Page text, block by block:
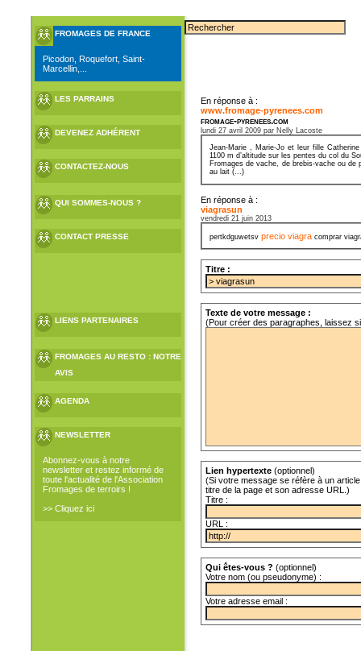
FROMAGES DE FRANCE
Picodon, Roquefort, Saint-
Marcellin,...
LES PARRAINS
DEVENEZ ADHÉRENT
CONTACTEZ-NOUS
QUI SOMMES-NOUS ?
CONTACT PRESSE
LIENS PARTENAIRES
FROMAGES AU RESTO : NOTRE
AVIS
AGENDA
NEWSLETTER
Abonnez-vous à notre
newsletter et restez informé de
toute l'actualité de l'Association
Fromages de terroirs !
>> Cliquez ici
En réponse à :
www.fromage-pyrenees.com
fromage-pyrenees.com
lundi 27 avril 2009 par Nelly Lacoste
Jean-Marie , Marie-Jo et leur fille
1100 m d’altitude sur les pentes du col du
Fromages de vache, de brebis-vache ou
au lait (...)
En réponse à :
viagrasun
vendredi 21 juin 2013
pertkdguwetsvprecio viagra comprar
Titre :
Texte de votre message :
(Pour créer des paragraphes, laissez
Lien hypertexte (optionnel)
(Si votre message se réfère à un
titre de la page et son adresse URL.)
Titre :
URL :
Qui êtes-vous ? (optionnel)
Votre nom (ou pseudonyme) :
Votre adresse email :